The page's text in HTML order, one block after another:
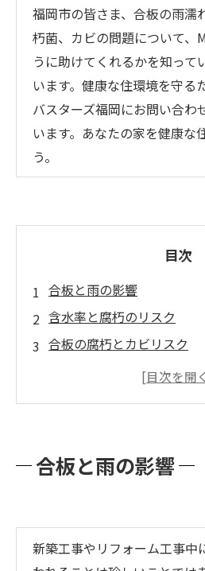
福岡市の皆さま、合板の雨濡
朽菌、カビの問題について、
うに助けてくれるかを知って
います。健康な住環境を守る
バスターズ福岡にお問い合わ
います。あなたの家を健康な
う。
目次
合板と雨の影響
含水率と腐朽のリスク
合板の腐朽とカビリスク
乾燥と合板の保護
合板の腐朽と家の耐久性
家を腐朽から守る
カビバスターズ福岡は九
ブルを解決致します！
合板と雨の影響
新築工事やリフォーム工事中